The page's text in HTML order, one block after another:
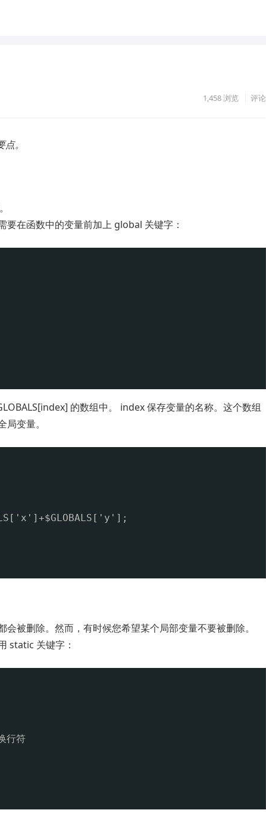
1,458浏览 评论
。
在函数中的变量前加上 global 关键字：
的数组中。 index 保存变量的名称。这个数组
变量。
被删除。然而，有时候您希望某个局部变量不要被删除。
static 关键字：
行符